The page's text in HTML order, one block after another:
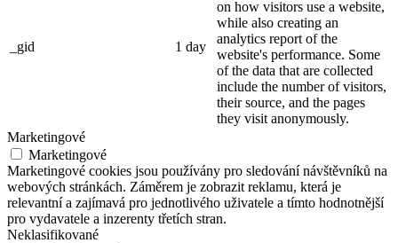
_gid 1 day
on how visitors use a website,
while also creating an
analytics report of the
website's performance. Some
of the data that are collected
include the number of visitors,
their source, and the pages
they visit anonymously.
Marketingové
Marketingové
Marketingové cookies jsou používány pro sledování návštěvníků na
webových stránkách. Záměrem je zobrazit reklamu, která je
relevantní a zajímavá pro jednotlivého uživatele a tímto hodnotnější
pro vydavatele a inzerenty třetích stran.
Neklasifikované